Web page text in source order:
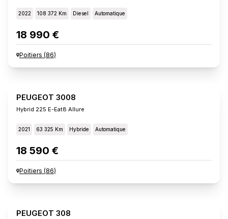
2022 108 372 Km Diesel Automatique
18 990 €
Poitiers (86)
PEUGEOT 3008
Hybrid 225 E-Eat8 Allure
2021 63 325 Km Hybride Automatique
18 590 €
Poitiers (86)
PEUGEOT 308